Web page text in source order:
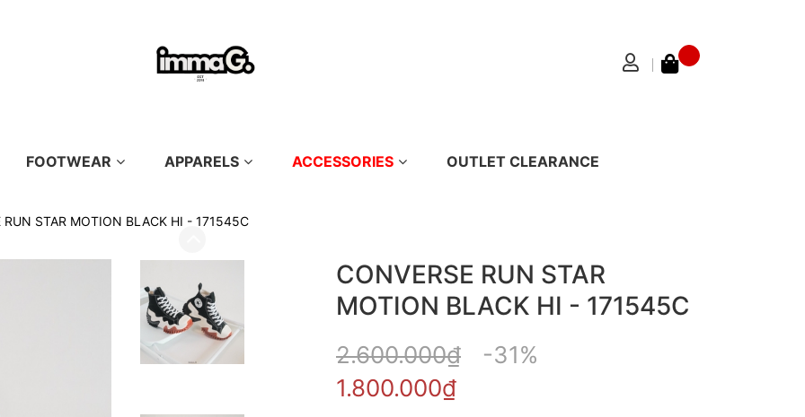
FOOTWEAR APPARELS ACCESSORIES OUTLET CLEARANCE
RUN STAR MOTION BLACK HI - 171545C
CONVERSE RUN STAR
MOTION BLACK HI - 171545C
2.600.000₫
-31%
1.800.000₫